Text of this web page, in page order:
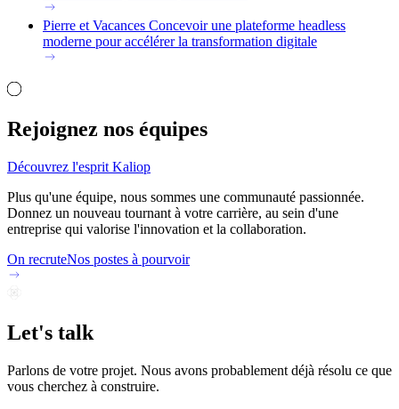
Pierre et Vacances Concevoir une plateforme headless
moderne pour accélérer la transformation digitale
Rejoignez nos équipes
Découvrez l'esprit Kaliop
Plus qu'une équipe, nous sommes une communauté passionnée.
Donnez un nouveau tournant à votre carrière, au sein d'une
entreprise qui valorise l'innovation et la collaboration.
On recruteNos postes à pourvoir
Let's talk
Parlons de votre projet. Nous avons probablement déjà résolu ce que
vous cherchez à construire.